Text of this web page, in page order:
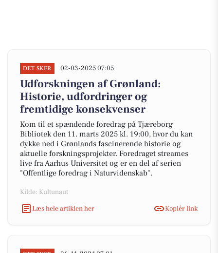
DET SKER 02-03-2025 07:05
Udforskningen af Grønland:
Historie, udfordringer og
fremtidige konsekvenser
Kom til et spændende foredrag på Tjæreborg
Bibliotek den 11. marts 2025 kl. 19:00, hvor du kan
dykke ned i Grønlands fascinerende historie og
aktuelle forskningsprojekter. Foredraget streames
live fra Aarhus Universitet og er en del af serien
"Offentlige foredrag i Naturvidenskab".
Kilde: Kultunaut
Læs hele artiklen her
Kopiér link